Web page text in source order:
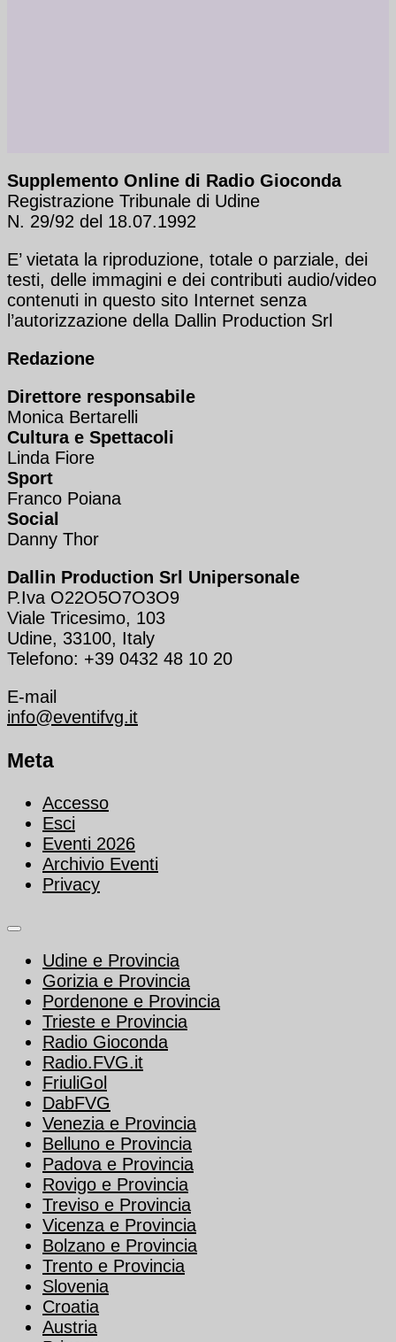
Supplemento Online di Radio Gioconda
Registrazione Tribunale di Udine
N. 29/92 del 18.07.1992
E’ vietata la riproduzione, totale o parziale, dei
testi, delle immagini e dei contributi audio/video
contenuti in questo sito Internet senza
l’autorizzazione della Dallin Production Srl
Redazione
Direttore responsabile
Monica Bertarelli
Cultura e Spettacoli
Linda Fiore
Sport
Franco Poiana
Social
Danny Thor
Dallin Production Srl Unipersonale
P.Iva O22O5O7O3O9
Viale Tricesimo, 103
Udine, 33100, Italy
Telefono: +39 0432 48 10 20
E-mail
info@eventifvg.it
Meta
Accesso
Esci
Eventi 2026
Archivio Eventi
Privacy
Udine e Provincia
Gorizia e Provincia
Pordenone e Provincia
Trieste e Provincia
Radio Gioconda
Radio.FVG.it
FriuliGol
DabFVG
Venezia e Provincia
Belluno e Provincia
Padova e Provincia
Rovigo e Provincia
Treviso e Provincia
Vicenza e Provincia
Bolzano e Provincia
Trento e Provincia
Slovenia
Croatia
Austria